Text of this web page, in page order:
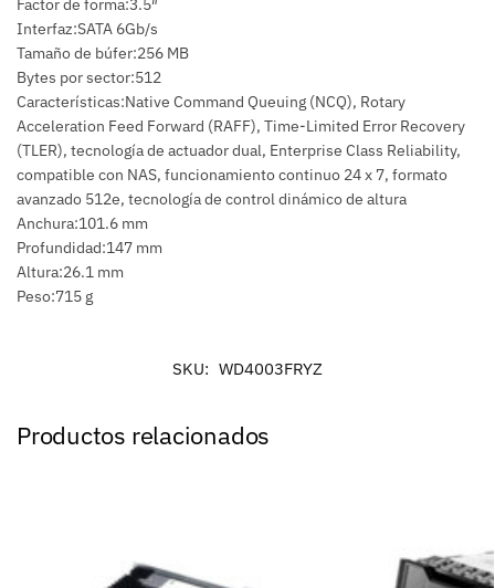
Factor de forma:3.5″
Interfaz:SATA 6Gb/s
Tamaño de búfer:256 MB
Bytes por sector:512
Características:Native Command Queuing (NCQ), Rotary
Acceleration Feed Forward (RAFF), Time-Limited Error Recovery
(TLER), tecnología de actuador dual, Enterprise Class Reliability,
compatible con NAS, funcionamiento continuo 24 x 7, formato
avanzado 512e, tecnología de control dinámico de altura
Anchura:101.6 mm
Profundidad:147 mm
Altura:26.1 mm
Peso:715 g
SKU: WD4003FRYZ
Productos relacionados